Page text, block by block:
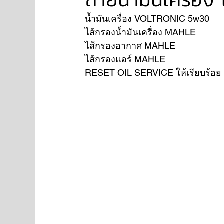
FORD JAGUAR RANGE
Aston Martin
น้ำมันเครื่อง VOLTRONIC 5w30
ไส้กรองน้ำมันเครื่อง MAHLE
ไส้กรองอากาศ MAHLE
ไส้กรองแอร์ MAHLE
RESET OIL SERVICE ให้เรียบร้อย